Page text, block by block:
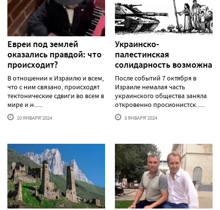
Евреи под землей
оказались правдой: что
происходит?
В отношении к Израилю и всем,
что с ним связано, происходят
тектонические сдвиги во всем в
мире и н......
10 ЯНВАРЯ'2024
Украинско-
палестинская
солидарность возможна
После событий 7 октября в
Израиле немалая часть
украинского общества заняла
откровенно просионистск......
3 ЯНВАРЯ'2024